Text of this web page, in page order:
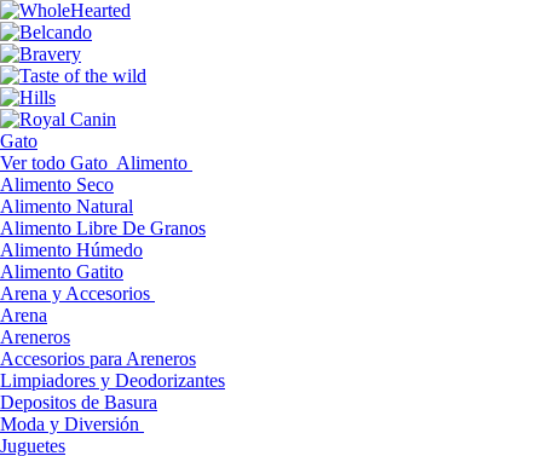
Gato
Ver todo Gato Alimento
Alimento Seco
Alimento Natural
Alimento Libre De Granos
Alimento Húmedo
Alimento Gatito
Arena y Accesorios
Arena
Areneros
Accesorios para Areneros
Limpiadores y Deodorizantes
Depositos de Basura
Moda y Diversión
Juguetes